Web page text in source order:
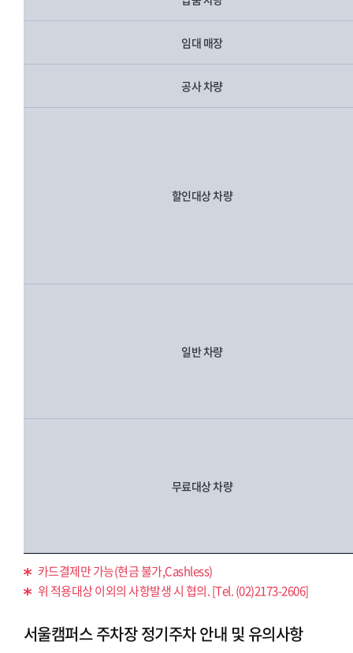
임대 매장
공사 차량
할인대상 차량
일반 차량
무료대상 차량
카드결제만 가능(현금 불가,Cashless)
위 적용대상 이외의 사항발생 시 협의. [Tel. (02)2173-2606]
서울캠퍼스 주차장 정기주차 안내 및 유의사항